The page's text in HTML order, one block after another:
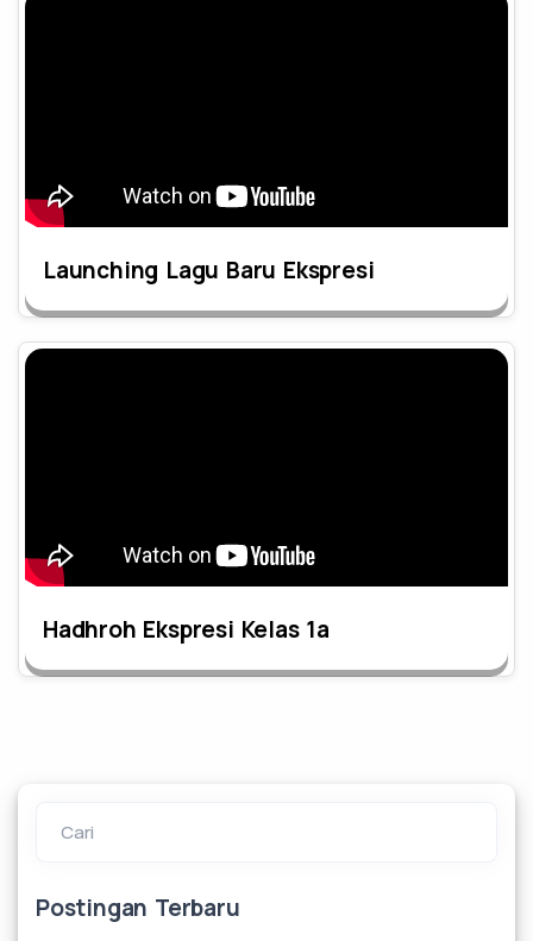
Launching Lagu Baru Ekspresi
Hadhroh Ekspresi Kelas 1a
Cari
Postingan Terbaru